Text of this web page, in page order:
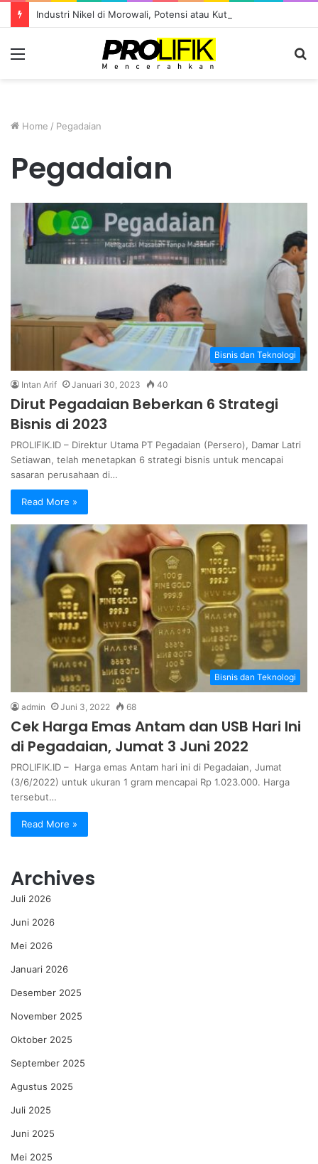
Home / Pegadaian
Pegadaian
Bisnis dan Teknologi
Intan Arif Januari 30, 2023 40
Dirut Pegadaian Beberkan 6 Strategi
Bisnis di 2023
PROLIFIK.ID – Direktur Utama PT Pegadaian (Persero), Damar Latri
Setiawan, telah menetapkan 6 strategi bisnis untuk mencapai
sasaran perusahaan di…
Read More »
Bisnis dan Teknologi
admin Juni 3, 2022 68
Cek Harga Emas Antam dan USB Hari Ini
di Pegadaian, Jumat 3 Juni 2022
PROLIFIK.ID – Harga emas Antam hari ini di Pegadaian, Jumat
(3/6/2022) untuk ukuran 1 gram mencapai Rp 1.023.000. Harga
tersebut…
Read More »
Archives
Juli 2026
Juni 2026
Mei 2026
Januari 2026
Desember 2025
November 2025
Oktober 2025
September 2025
Agustus 2025
Juli 2025
Juni 2025
Mei 2025